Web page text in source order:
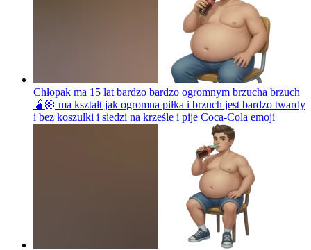
Chłopak ma 15 lat bardzo bardzo ogromnym brzucha brzuch
🫄🏼 ma kształt jak ogromna piłka i brzuch jest bardzo twardy
i bez koszulki i siedzi na krześle i pije Coca-Cola emoji